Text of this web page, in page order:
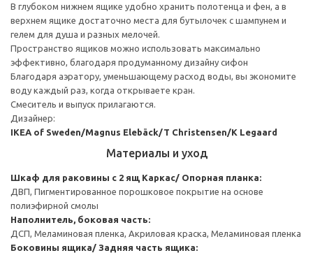
В глубоком нижнем ящике удобно хранить полотенца и фен, а в
верхнем ящике достаточно места для бутылочек с шампунем и
гелем для душа и разных мелочей.
Пространство ящиков можно использовать максимально
эффективно, благодаря продуманному дизайну сифон
Благодаря аэратору, уменьшающему расход воды, вы экономите
воду каждый раз, когда открываете кран.
Смеситель и выпуск прилагаются.
Дизайнер:
IKEA of Sweden/Magnus Elebäck/T Christensen/K Legaard
Материалы и уход
Шкаф для раковины с 2 ящ Каркас/ Опорная планка:
ДВП, Пигментированное порошковое покрытие на основе
полиэфирной смолы
Наполнитель, боковая часть:
ДСП, Меламиновая пленка, Акриловая краска, Меламиновая пленка
Боковины ящика/ Задняя часть ящика: